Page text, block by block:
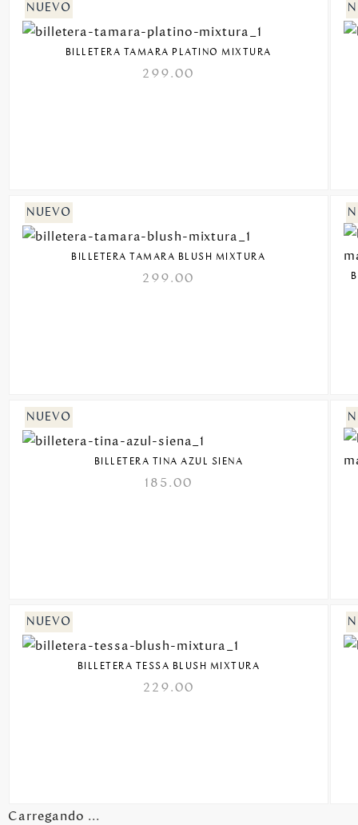
BILLETERA TAMARA PLATINO MIXTURA
299.00
BILLETERA TAMARA BLUSH MIXTURA
299.00
BILLETERA TINA AZUL SIENA
185.00
BILLETERA TESSA BLUSH MIXTURA
229.00
Carregando ...